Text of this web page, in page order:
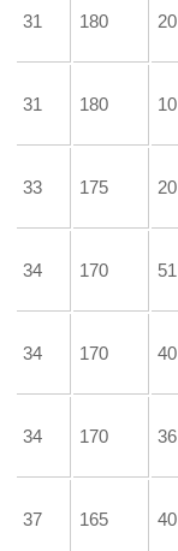
31 180 20
31 180 10
33 175 20
34 170 51
34 170 40
34 170 36
37 165 40